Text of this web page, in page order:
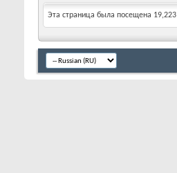
Эта страница была посещена 19,223